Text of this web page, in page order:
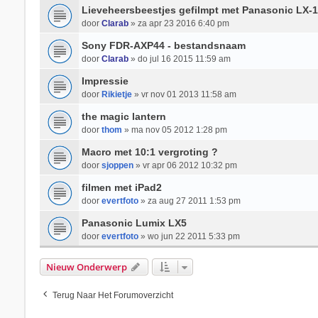
Lieveheersbeestjes gefilmpt met Panasonic LX-
door Clarab» za apr 23 2016 6:40 pm
Sony FDR-AXP44 - bestandsnaam
door Clarab» do jul 16 2015 11:59 am
Impressie
door Rikietje» vr nov 01 2013 11:58 am
the magic lantern
door thom » ma nov 05 2012 1:28 pm
Macro met 10:1 vergroting ?
door sjoppen» vr apr 06 2012 10:32 pm
filmen met iPad2
door evertfoto» za aug 27 2011 1:53 pm
Panasonic Lumix LX5
door evertfoto» wo jun 22 2011 5:33 pm
Nieuw Onderwerp
Terug Naar Het Forumoverzicht